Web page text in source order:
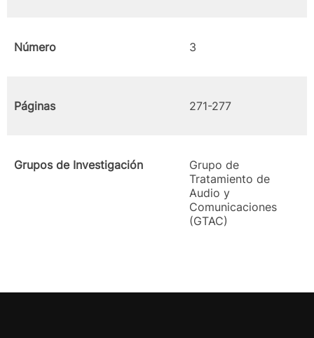
Número 3
Páginas 271-277
Grupos de Investigación
Grupo de
Tratamiento de
Audio y
Comunicaciones
(GTAC)